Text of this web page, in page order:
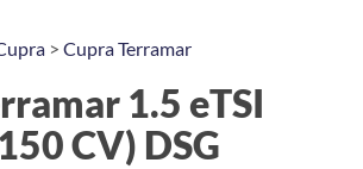
> Cupra Terramar
1.5 eTSI
CV) DSG